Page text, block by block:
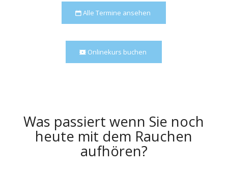
Alle Termine ansehen
Onlinekurs buchen
Was passiert wenn Sie noch
heute mit dem Rauchen
aufhören?